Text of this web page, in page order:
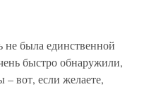
не была единственной
быстро обнаружили,
– вот, если желаете,